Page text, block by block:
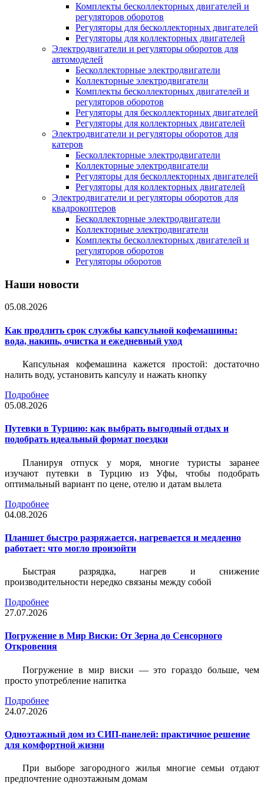
Комплекты бесколлекторных двигателей и
регуляторов оборотов
Регуляторы для бесколлекторных двигателей
Регуляторы для коллекторных двигателей
Электродвигатели и регуляторы оборотов для
автомоделей
Бесколлекторные электродвигатели
Коллекторные электродвигатели
Комплекты бесколлекторных двигателей и
регуляторов оборотов
Регуляторы для бесколлекторных двигателей
Регуляторы для коллекторных двигателей
Электродвигатели и регуляторы оборотов для
катеров
Бесколлекторные электродвигатели
Коллекторные электродвигатели
Регуляторы для бесколлекторных двигателей
Регуляторы для коллекторных двигателей
Электродвигатели и регуляторы оборотов для
квадрокоптеров
Бесколлекторные электродвигатели
Коллекторные электродвигатели
Комплекты бесколлекторных двигателей и
регуляторов оборотов
Регуляторы оборотов
Наши новости
05.08.2026
Как продлить срок службы капсульной кофемашины:
вода, накипь, очистка и ежедневный уход
Капсульная кофемашина кажется простой: достаточно
налить воду, установить капсулу и нажать кнопку
Подробнее
05.08.2026
Путевки в Турцию: как выбрать выгодный отдых и
подобрать идеальный формат поездки
Планируя отпуск у моря, многие туристы заранее
изучают путевки в Турцию из Уфы, чтобы подобрать
оптимальный вариант по цене, отелю и датам вылета
Подробнее
04.08.2026
Планшет быстро разряжается, нагревается и медленно
работает: что могло произойти
Быстрая разрядка, нагрев и снижение
производительности нередко связаны между собой
Подробнее
27.07.2026
Погружение в Мир Виски: От Зерна до Сенсорного
Откровения
Погружение в мир виски — это гораздо больше, чем
просто употребление напитка
Подробнее
24.07.2026
Одноэтажный дом из СИП-панелей: практичное решение
для комфортной жизни
При выборе загородного жилья многие семьи отдают
предпочтение одноэтажным домам